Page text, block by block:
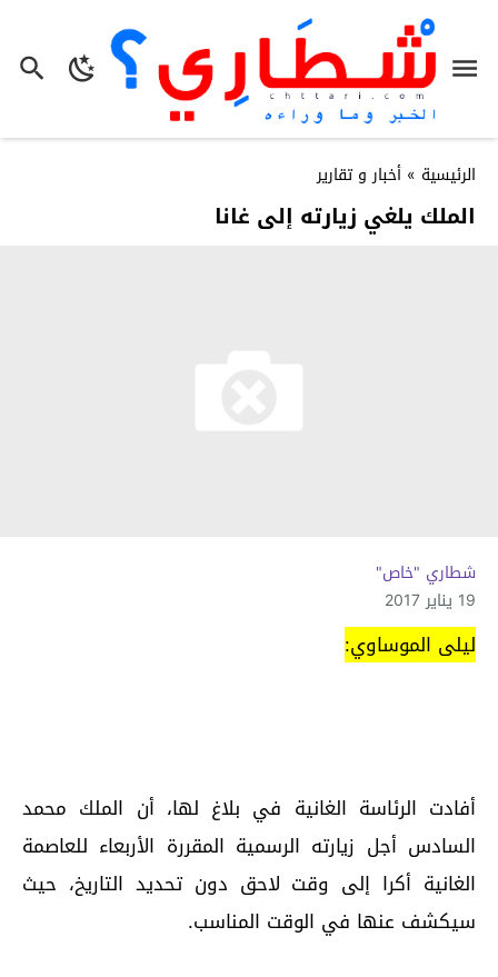
الرئيسية » أخبار و تقارير
الملك يلغي زيارته إلى غانا
شطاري "خاص"
19 يناير 2017
ليلى الموساوي:
أفادت الرئاسة الغانية في بلاغ لها، أن الملك محمد
السادس أجل زيارته الرسمية المقررة الأربعاء للعاصمة
الغانية أكرا إلى وقت لاحق دون تحديد التاريخ، حيث
سيكشف عنها في الوقت المناسب.